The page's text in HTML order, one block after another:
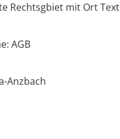
Rechtsgbiet mit Ort Text
AGB
Anzbach